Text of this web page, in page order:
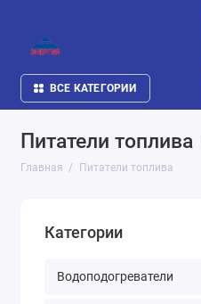
ВСЕ КАТЕГОРИИ
Питатели топлива
Главная Питатели топлива
Категории
Водоподогреватели